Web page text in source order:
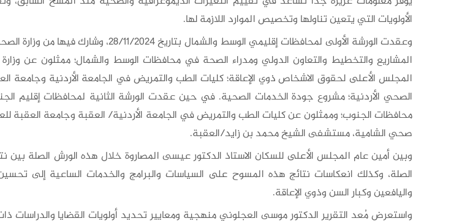
الأولويات التي يتعين تناولها وتخصيص الموارد اللازمة لها.
وعقدت الورشة الأولى لمحافظات إقليمي
المشاريع والتخطيط والتعاون الدولي ومدراء الصحة في محافظات الوسط والشمال؛ ممثلون عن وزارة
المجلس الأعلى لحقوق الاشخاص ذوي الإعاقة؛ كليات الطب والتمريض في الجامعة الأردنية وجامعة
الصحي الأردنية؛ مشروع جودة الخدمات الصحية. في حين عقدت الورشة الثانية لمحافظات إقليم
محافظات الجنوب؛ وممثلون عن كليات الطب والتمريض في الجامعة الأردنية/ العقبة وجامعة
صحي الشامية، مستشفى الشيخ محمد بن زايد/العقبة.
وبين أمين عام المجلس الأعلى للسكان الاستاذ الدكتور عيسى المصاروة خلال هذه الورش الصلة
الصلة، وكذلك انعكاسات نتائج هذه المسوح على السياسات والبرامج والخدمات الساعية إلى
واليافعين وكبار السن وذوي الإعاقة.
واستعرض مُعد التقرير الدكتور موسى العجلوني منهجية ومعايير تحديد أولويات القضايا والدراسات